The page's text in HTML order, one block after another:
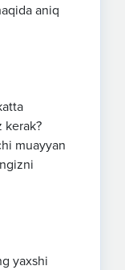
aniq
kerak?
muayyan
yaxshi